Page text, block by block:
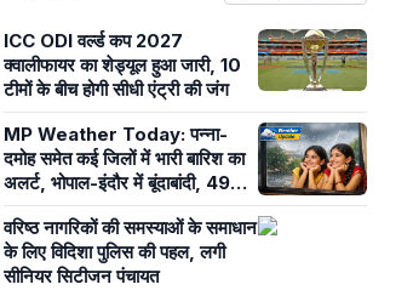
ICC ODI वर्ल्ड कप 2027
क्वालीफायर का शेड्यूल हुआ जारी, 10
टीमों के बीच होगी सीधी एंट्री की जंग
MP Weather Today: पन्ना-
दमोह समेत कई जिलों में भारी बारिश का
अलर्ट, भोपाल-इंदौर में बूंदाबांदी, 49
जिलों में अब भी सामान्य से कम बारिश
वरिष्ठ नागरिकों की समस्याओं के समाधान
के लिए विदिशा पुलिस की पहल, लगी
सीनियर सिटीजन पंचायत